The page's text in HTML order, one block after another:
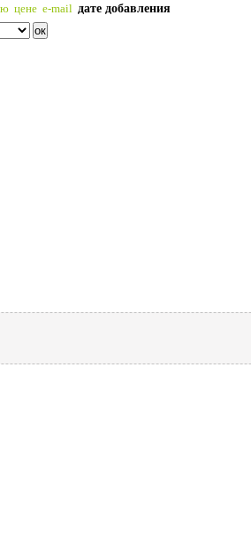
цене e-mail дате добавления